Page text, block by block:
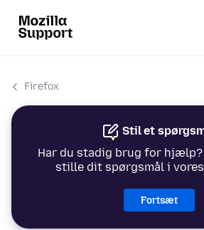
Firefox
Stil et
Har du stadig brug for
stille dit spørgsmål i
Fortsæt